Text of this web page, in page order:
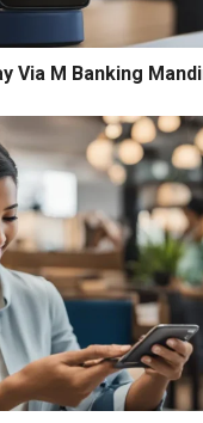
Via M Banking